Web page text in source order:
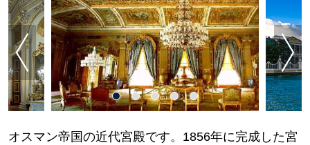
オスマン帝国の近代宮殿です。1856年に完成した宮